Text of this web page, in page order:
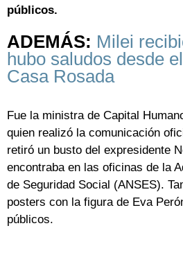
públicos.
ADEMÁS: Milei
hubo saludos desde
Casa Rosada
Fue la ministra de Capital
quien realizó la comunicación
retiró un busto del expresidente
encontraba en las oficinas de la
de Seguridad Social (ANSES).
posters con la figura de Eva
públicos.